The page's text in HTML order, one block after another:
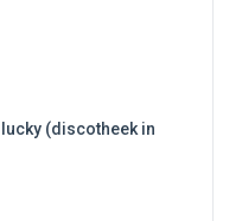
(discotheek in